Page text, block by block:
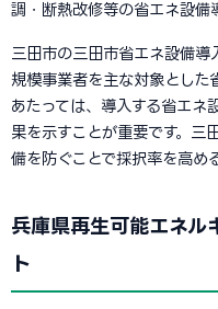
調・断熱改修等の省エネ設備
三田市の三田市省エネ設備
規模事業者を主な対象とした
あたっては、導入する省エネ
果を示すことが重要です。三
備を防ぐことで採択率を高め
兵庫県再生可能エネル
ト